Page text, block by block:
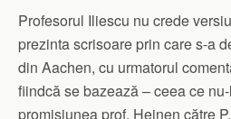
Profesorul Iliescu nu crede
prezinta scrisoare prin care s-a
din Aachen, cu urmatorul
fiindcă se bazează – ceea ce
promisiunea prof. Heinen către